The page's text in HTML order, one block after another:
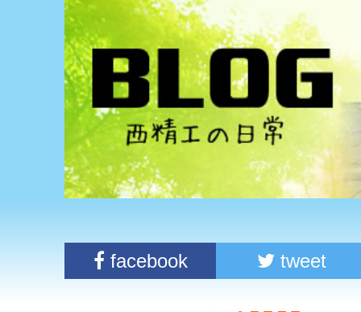
facebook tweet